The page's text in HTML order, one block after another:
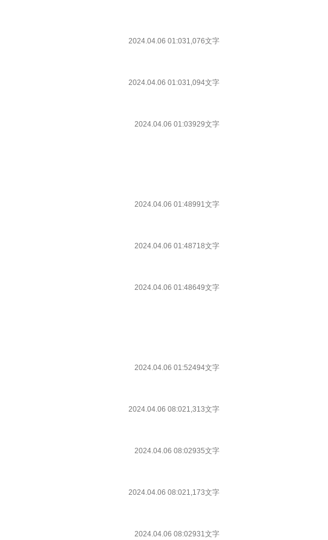
2024.04.06 01:031,076文字
2024.04.06 01:031,094文字
2024.04.06 01:03929文字
2024.04.06 01:48991文字
2024.04.06 01:48718文字
2024.04.06 01:48649文字
2024.04.06 01:52494文字
2024.04.06 08:021,313文字
2024.04.06 08:02935文字
2024.04.06 08:021,173文字
2024.04.06 08:02931文字